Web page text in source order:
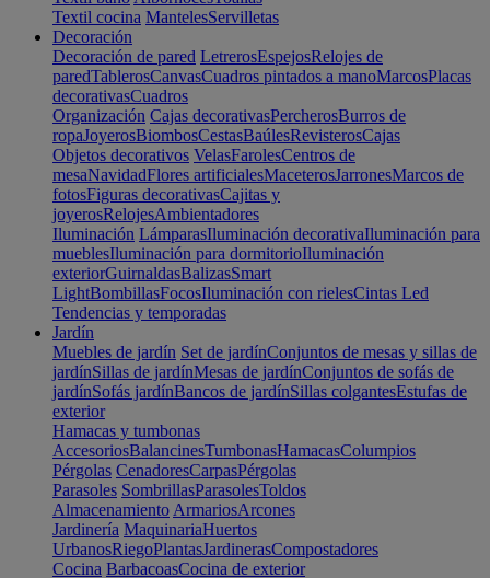
Textil cocina MantelesServilletas
Decoración
Decoración de pared LetrerosEspejosRelojes de
paredTablerosCanvasCuadros pintados a manoMarcosPlacas
decorativasCuadros
Organización Cajas decorativasPercherosBurros de
ropaJoyerosBiombosCestasBaúlesRevisterosCajas
Objetos decorativos VelasFarolesCentros de
mesaNavidadFlores artificialesMaceterosJarronesMarcos de
fotosFiguras decorativasCajitas y
joyerosRelojesAmbientadores
Iluminación LámparasIluminación decorativaIluminación para
mueblesIluminación para dormitorioIluminación
exteriorGuirnaldasBalizasSmart
LightBombillasFocosIluminación con rielesCintas Led
Tendencias y temporadas
Jardín
Muebles de jardín Set de jardínConjuntos de mesas y sillas de
jardínSillas de jardínMesas de jardínConjuntos de sofás de
jardínSofás jardínBancos de jardínSillas colgantesEstufas de
exterior
Hamacas y tumbonas
AccesoriosBalancinesTumbonasHamacasColumpios
Pérgolas CenadoresCarpasPérgolas
Parasoles SombrillasParasolesToldos
Almacenamiento ArmariosArcones
Jardinería MaquinariaHuertos
UrbanosRiegoPlantasJardinerasCompostadores
Cocina BarbacoasCocina de exterior